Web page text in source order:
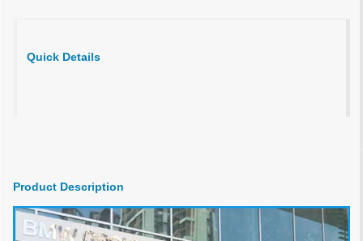
Quick Details
Product Description